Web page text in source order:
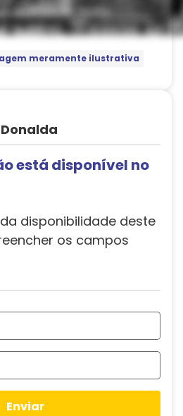
meramente ilustrativa
está disponível no
disponibilidade deste
os campos
Enviar